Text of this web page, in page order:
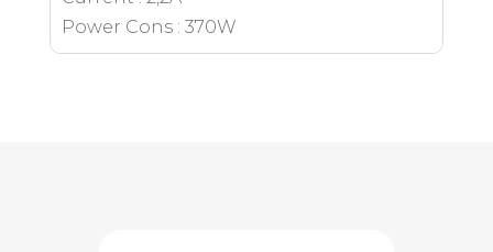
Power Cons : 370W